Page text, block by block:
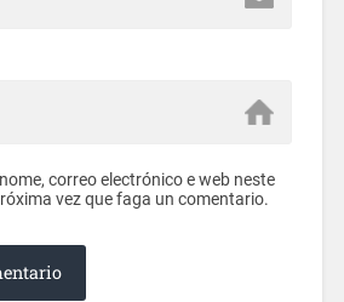
correo electrónico e web neste
vez que faga un comentario.